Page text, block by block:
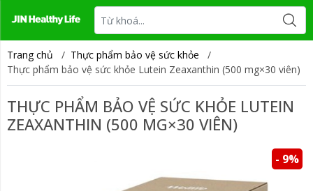
Tin tức Liên hệ
Trang chủ / Thực phẩm bảo vệ sức khỏe
/
Thực phẩm bảo vệ sức khỏe Lutein Zeaxanthin (500 mg×30 viên)
THỰC PHẨM BẢO VỆ SỨC KHỎE LUTEIN
ZEAXANTHIN (500 MG×30 VIÊN)
- 9%